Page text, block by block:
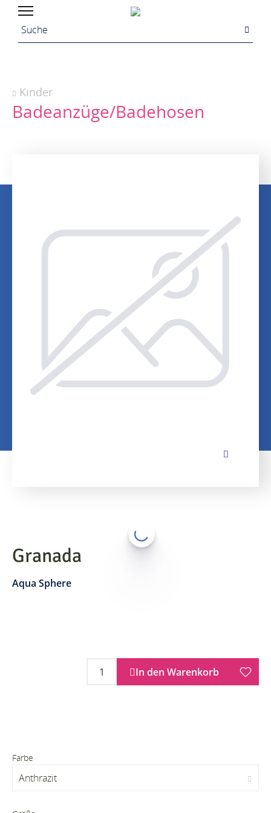
Kinder
Badeanzüge/Badehosen
Granada
Aqua Sphere
In den Warenkorb
Farbe
Anthrazit